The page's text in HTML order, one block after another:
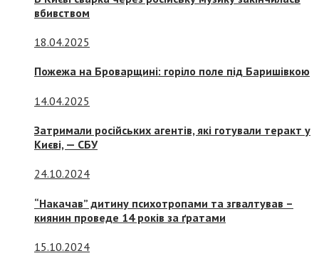
вбивством
18.04.2025
Пожежа на Броварщині: горіло поле під Баришівкою
14.04.2025
Затримали російських агентів, які готували теракт у
Києві, — СБУ
24.10.2024
“Накачав” дитину психотропами та згвалтував –
киянин проведе 14 років за ґратами
15.10.2024